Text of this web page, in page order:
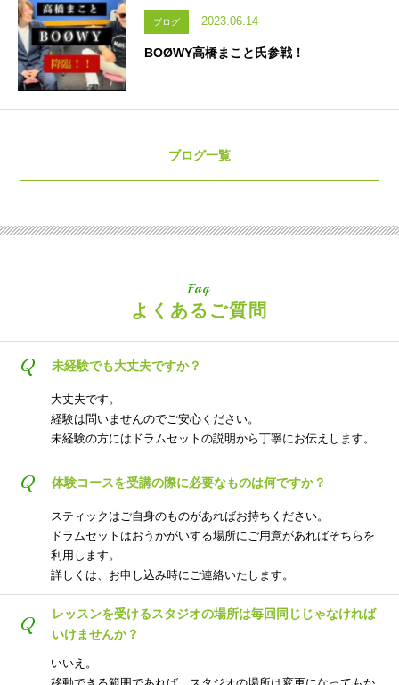
ブログ 2023.06.14
BOØWY高橋まこと氏参戦！
ブログ一覧
Faq
よくあるご質問
Q 未経験でも大丈夫ですか？
大丈夫です。
経験は問いませんのでご安心ください。
未経験の方にはドラムセットの説明から丁寧にお伝えします。
Q 体験コースを受講の際に必要なものは何ですか？
スティックはご自身のものがあればお持ちください。
ドラムセットはおうかがいする場所にご用意があればそちらを
利用します。
詳しくは、お申し込み時にご連絡いたします。
Q
レッスンを受けるスタジオの場所は毎回同じじゃなければ
いけませんか？
いいえ。